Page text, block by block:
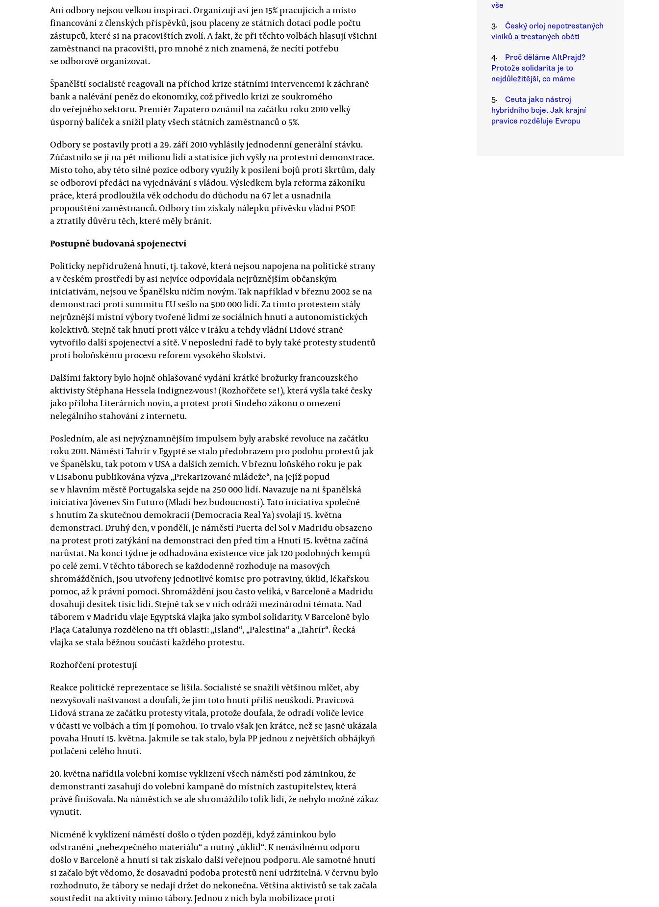
Ani odbory nejsou velkou inspirací. Organizují asi jen 15% pracujících a místo
financování z členských příspěvků, jsou placeny ze státních dotací podle počtu
zástupců, které si na pracovištích zvolí. A fakt, že při těchto volbách hlasují všichni
zaměstnanci na pracovišti, pro mnohé z nich znamená, že necítí potřebu
se odborově organizovat.
Španělští socialisté reagovali na příchod krize státními intervencemi k záchraně
bank a nalévání peněz do ekonomiky, což přivedlo krizi ze soukromého
do veřejného sektoru. Premiér Zapatero oznámil na začátku roku 2010 velký
úsporný balíček a snížil platy všech státních zaměstnanců o 5%.
Odbory se postavily proti a 29. září 2010 vyhlásily jednodenní generální stávku.
Zúčastnilo se jí na pět milionu lidí a statisíce jich vyšly na protestní demonstrace.
Místo toho, aby této silné pozice odbory využily k posílení bojů proti škrtům, daly
se odboroví předáci na vyjednávání s vládou. Výsledkem byla reforma zákoníku
práce, která prodloužila věk odchodu do důchodu na 67 let a usnadnila
propouštění zaměstnanců. Odbory tím získaly nálepku přívěsku vládní PSOE
a ztratily důvěru těch, které měly bránit.
Postupně budovaná spojenectví
Politicky nepřidružená hnutí, tj. takové, která nejsou napojena na politické strany
a v českém prostředí by asi nejvíce odpovídala nejrůznějším občanským
iniciativám, nejsou ve Španělsku ničím novým. Tak například v březnu 2002 se na
demonstraci proti summitu EU sešlo na 500 000 lidí. Za tímto protestem stály
nejrůznější místní výbory tvořené lidmi ze sociálních hnutí a autonomistických
kolektivů. Stejně tak hnutí proti válce v Iráku a tehdy vládní Lidové straně
vytvořilo další spojenectví a sítě. V neposlední řadě to byly také protesty studentů
proti boloňskému procesu reforem vysokého školství.
Dalšími faktory bylo hojně ohlašované vydání krátké brožurky francouzského
aktivisty Stéphana Hessela Indignez-vous! (Rozhořčete se!), která vyšla také česky
jako příloha Literárních novin, a protest proti Sindeho zákonu o omezení
nelegálního stahování z internetu.
Posledním, ale asi nejvýznamnějším impulsem byly arabské revoluce na začátku
roku 2011. Náměstí Tahrír v Egyptě se stalo předobrazem pro podobu protestů jak
ve Španělsku, tak potom v USA a dalších zemích. V březnu loňského roku je pak
v Lisabonu publikována výzva „Prekarizované mládeže“, na jejíž popud
se v hlavním městě Portugalska sejde na 250 000 lidí. Navazuje na ni španělská
iniciativa Jóvenes Sin Futuro (Mladí bez budoucnosti). Tato iniciativa společně
s hnutím Za skutečnou demokracii (Democracia Real Ya) svolají 15. května
demonstraci. Druhý den, v pondělí, je náměstí Puerta del Sol v Madridu obsazeno
na protest proti zatýkání na demonstraci den před tím a Hnutí 15. května začíná
narůstat. Na konci týdne je odhadována existence více jak 120 podobných kempů
po celé zemi. V těchto táborech se každodenně rozhoduje na masových
shromážděních, jsou utvořeny jednotlivé komise pro potraviny, úklid, lékařskou
pomoc, až k právní pomoci. Shromáždění jsou často veliká, v Barceloně a Madridu
dosahují desítek tisíc lidí. Stejně tak se v nich odráží mezinárodní témata. Nad
táborem v Madridu vlaje Egyptská vlajka jako symbol solidarity. V Barceloně bylo
Plaça Catalunya rozděleno na tři oblasti: „Island“, „Palestina“ a „Tahrír“. Řecká
vlajka se stala běžnou součástí každého protestu.
Rozhořčení protestují
Reakce politické reprezentace se lišila. Socialisté se snažili většinou mlčet, aby
nezvyšovali naštvanost a doufali, že jim toto hnutí příliš neuškodí. Pravicová
Lidová strana ze začátku protesty vítala, protože doufala, že odradí voliče levice
v účasti ve volbách a tím jí pomohou. To trvalo však jen krátce, než se jasně ukázala
povaha Hnutí 15. května. Jakmile se tak stalo, byla PP jednou z největších obhájkyň
potlačení celého hnutí.
20. května nařídila volební komise vyklizení všech náměstí pod záminkou, že
demonstranti zasahují do volební kampaně do místních zastupitelstev, která
právě finišovala. Na náměstích se ale shromáždilo tolik lidí, že nebylo možné zákaz
vynutit.
Nicméně k vyklízení náměstí došlo o týden později, když záminkou bylo
odstranění „nebezpečného materiálu“ a nutný „úklid“. K nenásilnému odporu
došlo v Barceloně a hnutí si tak získalo další veřejnou podporu. Ale samotné hnutí
si začalo být vědomo, že dosavadní podoba protestů není udržitelná. V červnu bylo
rozhodnuto, že tábory se nedají držet do nekonečna. Většina aktivistů se tak začala
soustředit na aktivity mimo tábory. Jednou z nich byla mobilizace proti
vše
3.
Český orloj nepotrestaných
viníků a trestaných obětí
4.
Proč děláme AltPrajd?
Protože solidarita je to
nejdůležitější, co máme
5.
Ceuta jako nástroj
hybridního boje. Jak krajní
pravice rozděluje Evropu